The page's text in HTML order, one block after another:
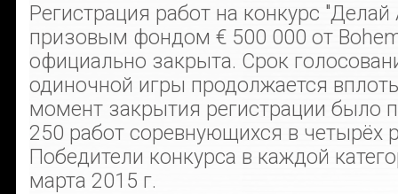
Регистрация работ на конкурс "Делай
призовым фондом € 500 000 от
официально закрыта. Срок
одиночной игры продолжается
момент закрытия регистрации было
250 работ соревнующихся в четырёх
Победители конкурса в каждой
марта 2015 г.